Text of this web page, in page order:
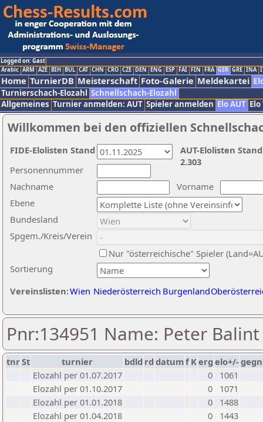
Logged on: Gast
Arabic ARM AZE BIH BUL CAT CHN CRO CZE DEN ENG ESP FAI FIN FRA GER GRE INA
Home TurnierDB Meisterschaft Foto-Galerie Meldekartei
Turnierschach-Elozahl Schnellschach-Elozahl
Allgemeines Turnier anmelden: AUT Spieler anmelden Elo AUT
Willkommen bei den offiziellen
Nachname
Vorname
Ebene
Sortierung
Personennummer
Bundesland
Spgem./Kreis/Verein
Nur "österreichische" Spieler
Vereinslisten:Wien Niederösterreich Burgenland
AUT-Elolisten
2.303
FIDE-Elolisten Stand
Pnr:134951 Name: Peter Balint
tnrSt turnier bdld rd datumf Kerg elo+/-
Elozahl per 01.07.2017
0
1061
Elozahl per 01.10.2017
0
1071
Elozahl per 01.01.2018
0
1488
Elozahl per 01.04.2018
0
1443